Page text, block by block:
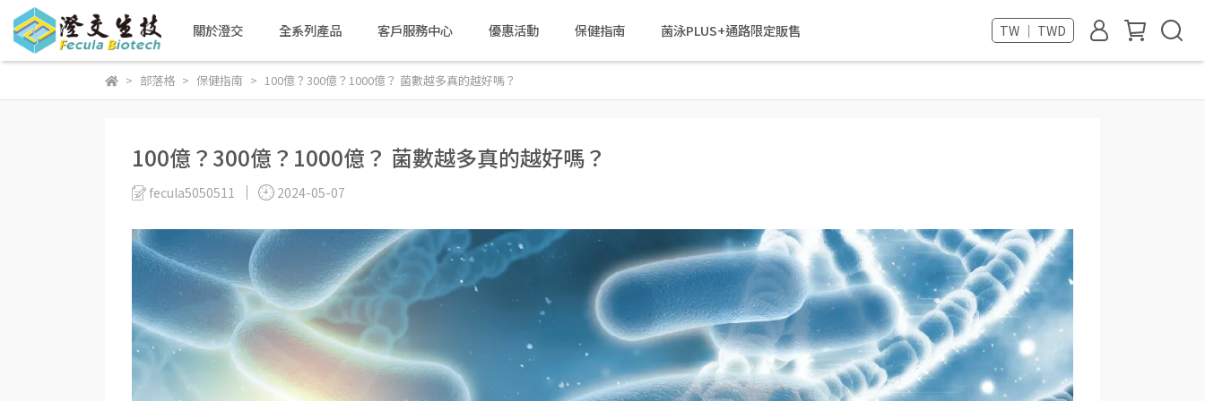
關於澄交 全系列產品 客戶服務中心 優惠活動 保健指南 菌泳PLUS+通路限定販售 TW ｜ TWD
部落格 保健指南 100億？300億？1000億？ 菌數越多真的越好嗎？
100億？300億？1000億？ 菌數越多真的越好嗎？
fecula5050511 2024-05-07